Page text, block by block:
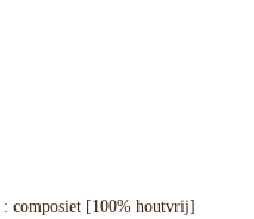
: composiet [100% houtvrij]